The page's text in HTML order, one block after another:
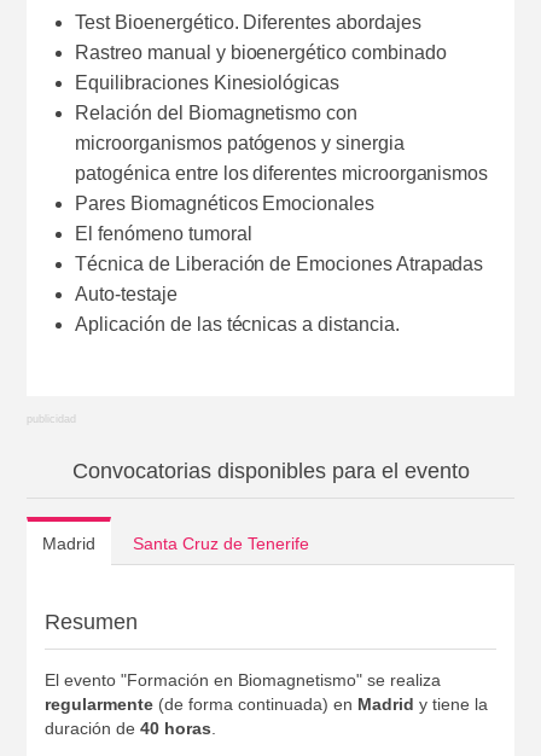
Test Bioenergético. Diferentes abordajes
Rastreo manual y bioenergético combinado
Equilibraciones Kinesiológicas
Relación del Biomagnetismo con
microorganismos patógenos y sinergia
patogénica entre los diferentes microorganismos
Pares Biomagnéticos Emocionales
El fenómeno tumoral
Técnica de Liberación de Emociones Atrapadas
Auto-testaje
Aplicación de las técnicas a distancia.
Convocatorias disponibles para el evento
Madrid Santa Cruz de Tenerife
Resumen
El evento "Formación en Biomagnetismo" se realiza
regularmente(de forma continuada) en Madrid y tiene la
duración de 40 horas